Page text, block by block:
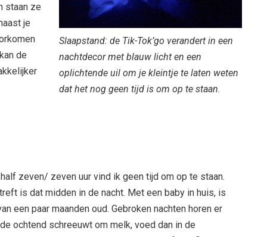
Slaapstand: de Tik-Tok’go verandert in een
nachtdecor met blauw licht en een
oplichtende uil om je kleintje te laten weten
dat het nog geen tijd is om op te staan.
staan ze
je
de
zeven/ zeven uur vind ik geen tijd om op te staan.
is dat midden in de nacht. Met een baby in huis, is
een paar maanden oud. Gebroken nachten horen er
ochtend schreeuwt om melk, voed dan in de